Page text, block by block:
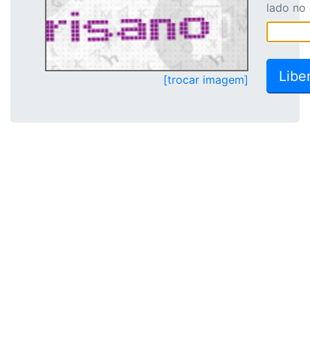
[trocar imagem]
lado no